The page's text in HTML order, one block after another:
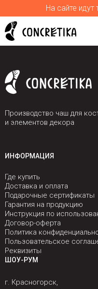
На сайте идут
Производство чаш для
и элементов декора
ИНФОРМАЦИЯ
Где купить
Доставка и оплата
Подарочные сертификаты
Гарантия на продукцию
Инструкция по
Договор-оферта
Политика
Пользовательское
Реквизиты
ШОУ-РУМ
г. Красногорск,